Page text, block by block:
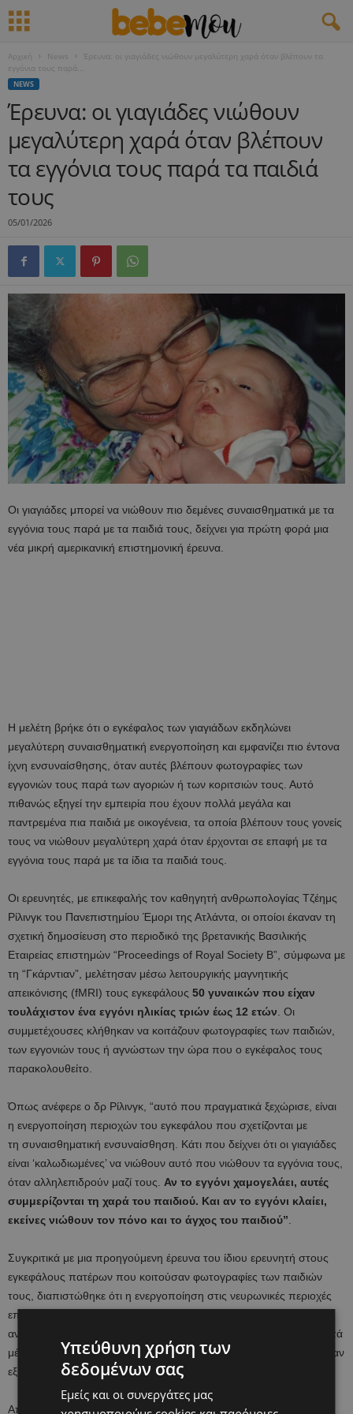
Αρχική News
Έρευνα: οι γιαγιάδες νιώθουν μεγαλύτερη χαρά όταν βλέπουν τα
εγγόνια τους παρά...
NEWS
Έρευνα: οι γιαγιάδες νιώθουν
μεγαλύτερη χαρά όταν βλέπουν
τα εγγόνια τους παρά τα παιδιά
τους
05/01/2026
Οι γιαγιάδες μπορεί να νιώθουν πιο δεμένες συναισθηματικά με τα
εγγόνια τους παρά με τα παιδιά τους, δείχνει για πρώτη φορά μια
νέα μικρή αμερικανική επιστημονική έρευνα.
Η μελέτη βρήκε ότι ο εγκέφαλος των γιαγιάδων εκδηλώνει
μεγαλύτερη συναισθηματική ενεργοποίηση και εμφανίζει πιο έντονα
ίχνη ενσυναίσθησης, όταν αυτές βλέπουν φωτογραφίες των
εγγονιών τους παρά των αγοριών ή των κοριτσιών τους. Αυτό
πιθανώς εξηγεί την εμπειρία που έχουν πολλά μεγάλα και
παντρεμένα πια παιδιά με οικογένεια, τα οποία βλέπουν τους γονείς
τους να νιώθουν μεγαλύτερη χαρά όταν έρχονται σε επαφή με τα
εγγόνια τους παρά με τα ίδια τα παιδιά τους.
Οι ερευνητές, με επικεφαλής τον καθηγητή ανθρωπολογίας Τζέημς
Ρίλινγκ του Πανεπιστημίου Έμορι της Ατλάντα, οι οποίοι έκαναν τη
σχετική δημοσίευση στο περιοδικό της βρετανικής Βασιλικής
Εταιρείας επιστημών “Proceedings of Royal Society B”, σύμφωνα με
τη “Γκάρντιαν”, μελέτησαν μέσω λειτουργικής μαγνητικής
απεικόνισης (fMRI) τους εγκεφάλους 50 γυναικών που είχαν
τουλάχιστον ένα εγγόνι ηλικίας τριών έως 12 ετών . Οι
συμμετέχουσες κλήθηκαν να κοιτάζουν φωτογραφίες των παιδιών,
των εγγονιών τους ή αγνώστων την ώρα που ο εγκέφαλος τους
παρακολουθείτο.
Όπως ανέφερε ο δρ Ρίλινγκ, “αυτό που πραγματικά ξεχώρισε, είναι
η ενεργοποίηση περιοχών του εγκεφάλου που σχετίζονται με
τη συναισθηματική ενσυναίσθηση. Κάτι που δείχνει ότι οι γιαγιάδες
είναι ‘καλωδιωμένες’ να νιώθουν αυτό που νιώθουν τα εγγόνια τους,
όταν αλληλεπιδρούν μαζί τους. Αν το εγγόνι χαμογελάει, αυτές
συμμερίζονται τη χαρά του παιδιού. Και αν το εγγόνι κλαίει,
εκείνες νιώθουν τον πόνο και το άγχος του παιδιού”
Συγκριτικά με μια προηγούμενη έρευνα του ίδιου ερευνητή στους
εγκεφάλους πατέρων που κοιτούσαν φωτογραφίες των παιδιών
τους, διαπιστώθηκε ότι η ενεργοποίηση στις νευρωνικές περιοχές
επεξεργασίας των συναισθημάτων, καθώς επίσης σε αυτές της
ανταμοιβής και των κινήτρων, ήταν πιο έντονη στις γιαγιάδες – κατά
μέσο όρο – παρά στους πατέρες, αν και ορισμένοι μπαμπάδες είχαν
εξίσου έντονη συναισθηματική εγκεφαλική δραστηριότητα.
Από την άλλη, όταν οι γιαγιάδες κοιτούσαν φωτογραφίες των
Υπεύθυνη χρήση των
δεδομένων σας
Εμείς και οι συνεργάτες μας